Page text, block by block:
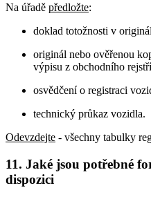
Na úřadě předložte:
doklad totožnosti v
originál nebo ověřenou
výpisu z obchodního
osvědčení o registraci
technický průkaz vozidla.
Odevzdejte - všechny tabulky
11. Jaké jsou potřebné
dispozici